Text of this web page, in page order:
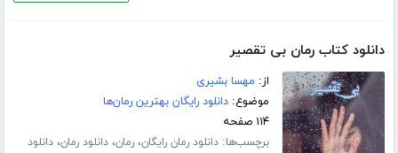
دانلود کتاب رمان بی تقصیر
از: مهسا بشیری
موضوع:دانلود رایگان بهترین رمان‌ها
۱۱۴ صفحه
برچسب‌ها:دانلود رمان رایگان،رمان،دانلود رمان،دانلود